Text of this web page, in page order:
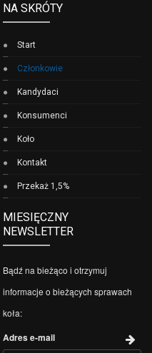
NA SKRÓTY
Start
Członkowie
Kandydaci
Konsumenci
Koło
Kontakt
Przekaż 1,5%
MIESIĘCZNY
NEWSLETTER
Bądź na bieżąco i otrzymuj
informacje o bieżących sprawach
koła:
Adres e-mail